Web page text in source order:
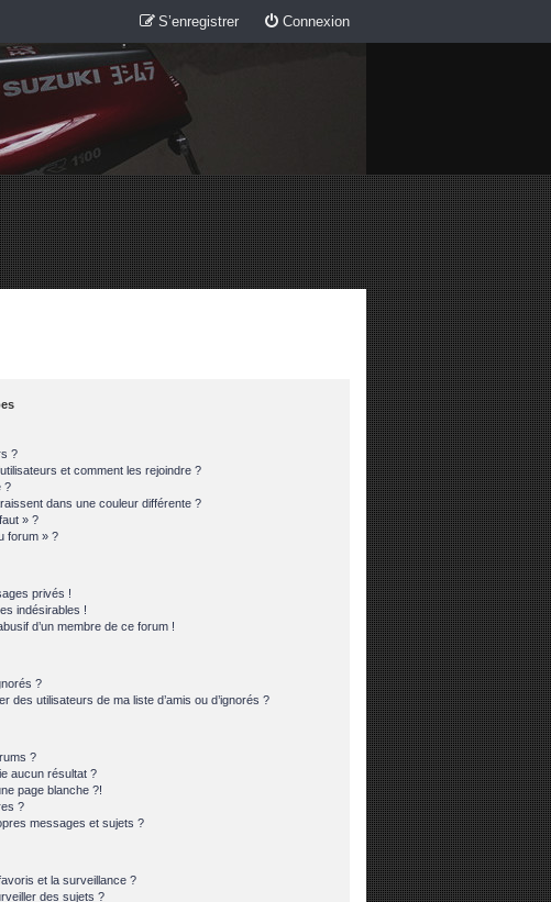
Connexion
S’enregistrer
?
et comment les rejoindre ?
?
dans une couleur différente ?
» ?
forum » ?
privés !
indésirables !
d’un membre de ce forum !
?
des utilisateurs de ma liste d’amis ou d’ignorés ?
?
aucun résultat ?
page blanche ?!
?
messages et sujets ?
et la surveillance ?
des sujets ?